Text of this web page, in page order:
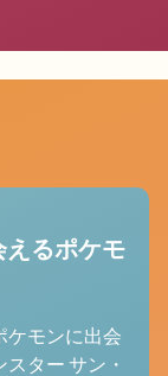
えるポケモ
ケモンに出会
ター サン・